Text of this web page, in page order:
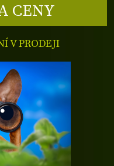
CENY
V PRODEJI